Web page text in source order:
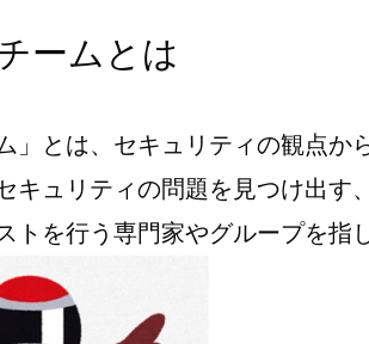
ームとは
」とは、セキュリティの観点か
キュリティの問題を見つけ出す
トを行う専門家やグループを指